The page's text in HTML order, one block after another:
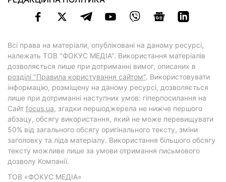
Всі права на матеріали, опубліковані на даному ресурсі,
належать ТОВ "ФОКУС МЕДІА". Використання матеріалів
дозволяється лише при дотриманні вимог, описаних в
розділі "Правила користування сайтом". Використовувати
інформацію, розміщену на даному ресурсі, дозволяється
лише при дотриманні наступних умов: гіперпосилання на
Cайт focus.ua, згадки першоджерела не нижче першого
абзацу, обсягу використання, який не може перевищувати
50% від загального обсягу оригінального тексту, зміни
заголовку та ліда матеріалу. Використання більшого обсягу
тексту можливе лише за умови отримання письмового
дозволу Компанії.
ТОВ «ФОКУС МЕДІА»